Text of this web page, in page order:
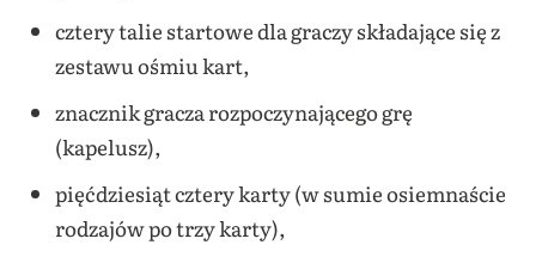
cztery talie startowe dla graczy składające się z
zestawu ośmiu kart,
znacznik gracza rozpoczynającego grę
(kapelusz),
pięćdziesiąt cztery karty (w sumie osiemnaście
rodzajów po trzy karty),